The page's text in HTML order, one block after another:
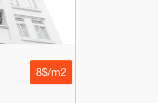
8$/m2